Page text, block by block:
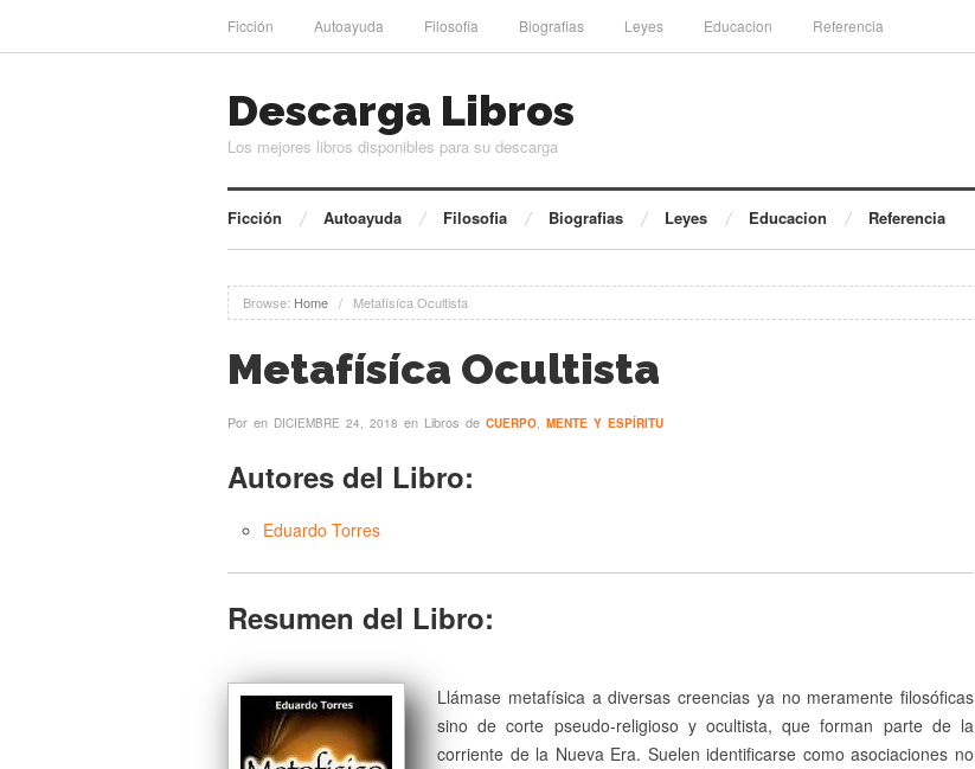
Ficción Autoayuda Filosofia Biografias Leyes Educacion Referencia
Descarga Libros
Los mejores libros disponibles para su descarga
Ficción Autoayuda Filosofia Biografias Leyes Educacion Referencia
Browse: Home / Metafísíca Ocultista
Metafísíca Ocultista
Por en DICIEMBRE 24, 2018 en Libros de CUERPO, MENTE Y ESPÍRITU
Autores del Libro:
Eduardo Torres
Resumen del Libro:
Llámase metafísica a diversas creencias ya no meramente filosóficas
sino de corte pseudo-religioso y ocultista, que forman parte de la
corriente de la Nueva Era. Suelen identificarse como asociaciones no